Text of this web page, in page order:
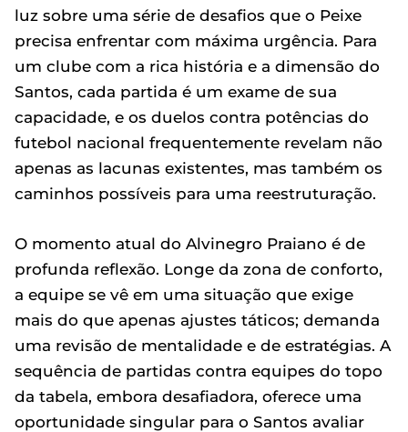
luz sobre uma série de desafios que o Peixe
precisa enfrentar com máxima urgência. Para
um clube com a rica história e a dimensão do
Santos, cada partida é um exame de sua
capacidade, e os duelos contra potências do
futebol nacional frequentemente revelam não
apenas as lacunas existentes, mas também os
caminhos possíveis para uma reestruturação.
O momento atual do Alvinegro Praiano é de
profunda reflexão. Longe da zona de conforto,
a equipe se vê em uma situação que exige
mais do que apenas ajustes táticos; demanda
uma revisão de mentalidade e de estratégias. A
sequência de partidas contra equipes do topo
da tabela, embora desafiadora, oferece uma
oportunidade singular para o Santos avaliar